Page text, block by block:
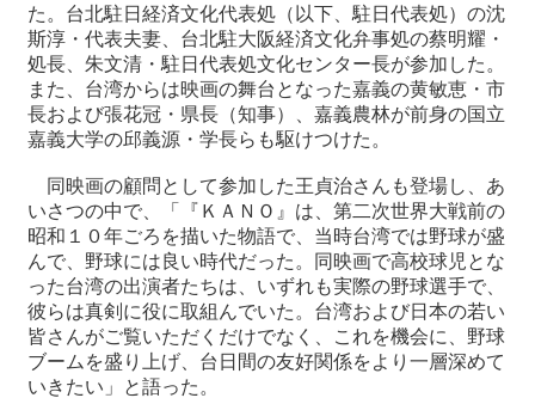
関
連
リ
ン
ク
ホ
ー
ム
サ
イ
ト
マ
た。台北駐日経済文化代表処（以下、駐日代表処）の沈
斯淳・代表夫妻、台北駐大阪経済文化弁事処の蔡明耀・
処長、朱文清・駐日代表処文化センター長が参加した。
また、台湾からは映画の舞台となった嘉義の黄敏恵・市
長および張花冠・県長（知事）、嘉義農林が前身の国立
嘉義大学の邱義源・学長らも駆けつけた。
同映画の顧問として参加した王貞治さんも登場し、あ
いさつの中で、「『ＫＡＮＯ』は、第二次世界大戦前の
昭和１０年ごろを描いた物語で、当時台湾では野球が盛
んで、野球には良い時代だった。同映画で高校球児とな
った台湾の出演者たちは、いずれも実際の野球選手で、
彼らは真剣に役に取組んでいた。台湾および日本の若い
皆さんがご覧いただくだけでなく、これを機会に、野球
ブームを盛り上げ、台日間の友好関係をより一層深めて
いきたい」と語った。